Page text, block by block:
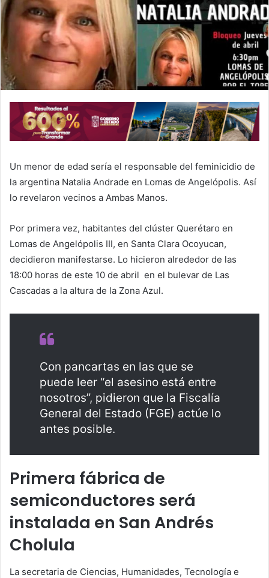
Un menor de edad sería el responsable del feminicidio de
la argentina Natalia Andrade en Lomas de Angelópolis. Así
lo revelaron vecinos a Ambas Manos.
Por primera vez, habitantes del clúster Querétaro en
Lomas de Angelópolis III, en Santa Clara Ocoyucan,
decidieron manifestarse. Lo hicieron alrededor de las
18:00 horas de este 10 de abril en el bulevar de Las
Cascadas a la altura de la Zona Azul.
Con pancartas en las que se
puede leer “el asesino está entre
nosotros”, pidieron que la Fiscalía
General del Estado (FGE) actúe lo
antes posible.
Primera fábrica de
semiconductores será
instalada en San Andrés
Cholula
La secretaria de Ciencias, Humanidades, Tecnología e